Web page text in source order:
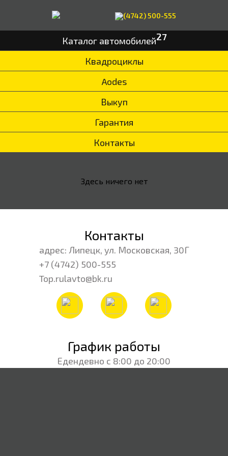
(4742) 500-555
Каталог автомобилей27
Квадроциклы
Aodes
Выкуп
Гарантия
Контакты
Здесь ничего нет
Контакты
адрес: Липецк, ул. Московская, 30Г
+7 (4742) 500-555
Top.rulavto@bk.ru
График работы
Едендевно с 8:00 до 20:00